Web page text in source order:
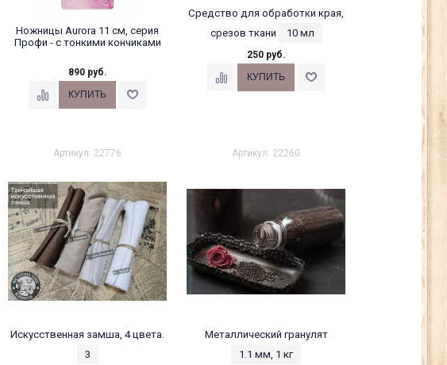
Ножницы Aurora 11 см, серия
Профи - с тонкими кончиками
890 руб.
Средство для обработки края,
срезов ткани
10 мл
250 руб.
Артикул: 22776
Искусственная замша, 4 цвета.
3
Артикул: 22260
Металлический гранулят
1.1 мм, 1 кг